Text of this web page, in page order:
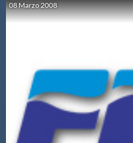
08Marzo2008